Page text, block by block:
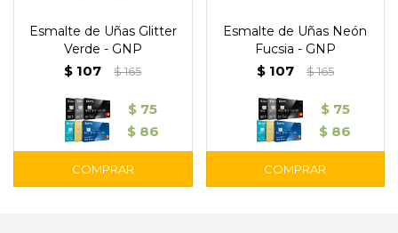
Esmalte de Uñas Glitter
Verde - GNP
$ 107 $165
$ 75
$ 86
Esmalte de Uñas Neón
Fucsia - GNP
$ 107 $165
$ 75
$ 86